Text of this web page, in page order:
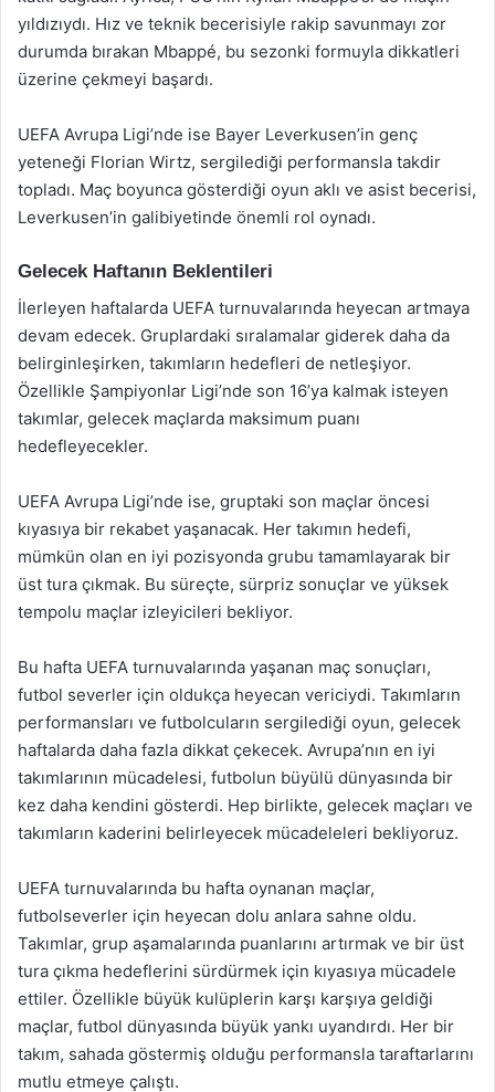
yıldızıydı. Hız ve teknik becerisiyle rakip savunmayı zor
durumda bırakan Mbappé, bu sezonki formuyla dikkatleri
üzerine çekmeyi başardı.
UEFA Avrupa Ligi’nde ise Bayer Leverkusen’in genç
yeteneği Florian Wirtz, sergilediği performansla takdir
topladı. Maç boyunca gösterdiği oyun aklı ve asist becerisi,
Leverkusen’in galibiyetinde önemli rol oynadı.
Gelecek Haftanın Beklentileri
İlerleyen haftalarda UEFA turnuvalarında heyecan artmaya
devam edecek. Gruplardaki sıralamalar giderek daha da
belirginleşirken, takımların hedefleri de netleşiyor.
Özellikle Şampiyonlar Ligi’nde son 16’ya kalmak isteyen
takımlar, gelecek maçlarda maksimum puanı
hedefleyecekler.
UEFA Avrupa Ligi’nde ise, gruptaki son maçlar öncesi
kıyasıya bir rekabet yaşanacak. Her takımın hedefi,
mümkün olan en iyi pozisyonda grubu tamamlayarak bir
üst tura çıkmak. Bu süreçte, sürpriz sonuçlar ve yüksek
tempolu maçlar izleyicileri bekliyor.
Bu hafta UEFA turnuvalarında yaşanan maç sonuçları,
futbol severler için oldukça heyecan vericiydi. Takımların
performansları ve futbolcuların sergilediği oyun, gelecek
haftalarda daha fazla dikkat çekecek. Avrupa’nın en iyi
takımlarının mücadelesi, futbolun büyülü dünyasında bir
kez daha kendini gösterdi. Hep birlikte, gelecek maçları ve
takımların kaderini belirleyecek mücadeleleri bekliyoruz.
UEFA turnuvalarında bu hafta oynanan maçlar,
futbolseverler için heyecan dolu anlara sahne oldu.
Takımlar, grup aşamalarında puanlarını artırmak ve bir üst
tura çıkma hedeflerini sürdürmek için kıyasıya mücadele
ettiler. Özellikle büyük kulüplerin karşı karşıya geldiği
maçlar, futbol dünyasında büyük yankı uyandırdı. Her bir
takım, sahada göstermiş olduğu performansla taraftarlarını
mutlu etmeye çalıştı.